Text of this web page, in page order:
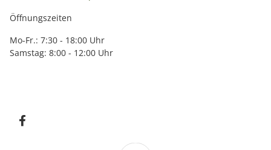
Öffnungszeiten
Mo-Fr.: 7:30 - 18:00 Uhr
Samstag: 8:00 - 12:00 Uhr